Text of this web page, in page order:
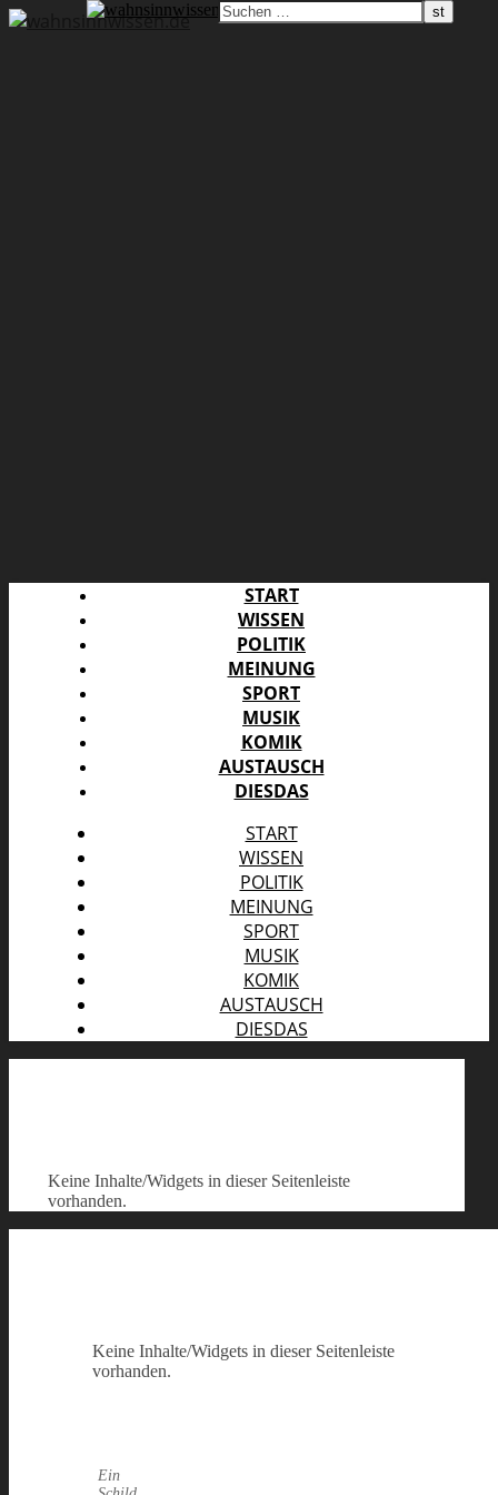
START
WISSEN
POLITIK
MEINUNG
SPORT
MUSIK
KOMIK
AUSTAUSCH
DIESDAS
START
WISSEN
POLITIK
MEINUNG
SPORT
MUSIK
KOMIK
AUSTAUSCH
DIESDAS
Keine Inhalte/Widgets in dieser Seitenleiste
vorhanden.
Keine Inhalte/Widgets in dieser Seitenleiste
vorhanden.
Ein